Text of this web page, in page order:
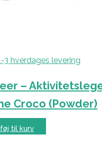
3 hverdages levering
–
Croco (Powder)
til kurv